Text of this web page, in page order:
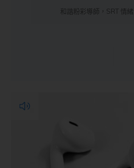
和諧粉彩導師，SRT 情緒